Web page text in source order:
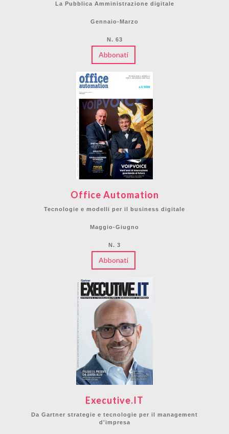
La Pubblica Amministrazione digitale
Gennaio-Marzo
N. 63
Abbonati
Office Automation
Tecnologie e modelli per il business digitale
Maggio-Giugno
N. 3
Abbonati
Executive.IT
Da Gartner strategie e tecnologie per il management
d'impresa